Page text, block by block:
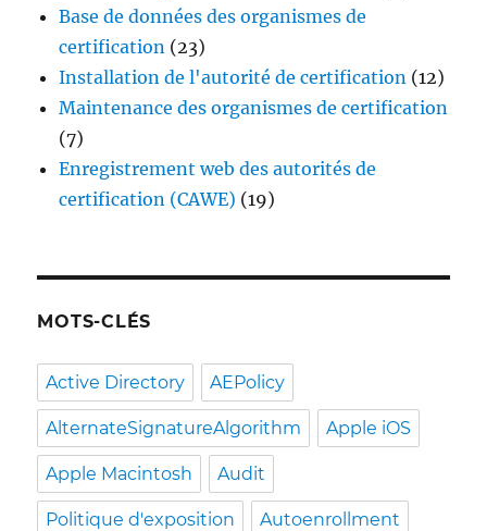
Base de données des organismes de
certification (23)
Installation de l'autorité de certification (12)
Maintenance des organismes de certification
(7)
Enregistrement web des autorités de
certification (CAWE) (19)
MOTS-CLÉS
Active Directory AEPolicy
AlternateSignatureAlgorithm Apple iOS
Apple Macintosh Audit
Politique d'exposition Autoenrollment